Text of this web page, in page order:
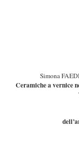
Simona
Ceramiche a vernice